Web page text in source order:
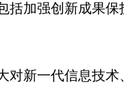
括加强创新成果
对新一代信息技